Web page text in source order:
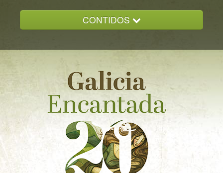
CONTIDOS
GALICIA ENCANTADA
DOCUMENTACION
NOVAS
CONTACTO